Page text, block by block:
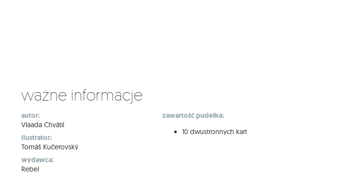
Ważne informacje
autor:
Vlaada Chvátil
ilustrator:
Tomáš Kučerovský
wydawca:
Rebel
zawartość pudełka:
10 dwustronnych kart